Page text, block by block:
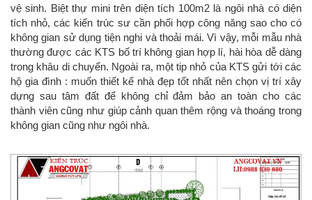
vệ sinh. Biệt thự mini trên diện tích 100m2 là ngôi nhà có diện
tích nhỏ, các kiến trúc sư cần phối hợp công năng sao cho có
không gian sử dụng tiện nghi và thoải mái. Vì vậy, mỗi mẫu nhà
thường được các KTS bố trí không gian hợp lí, hài hòa dễ dàng
trong khâu di chuyển. Ngoài ra, một tip nhỏ của KTS gửi tới các
hộ gia đình : muốn thiết kế nhà đẹp tốt nhất nên chọn vị trí xây
dựng sau tâm đất để không chỉ đảm bảo an toàn cho các
thành viên cũng như giúp cảnh quan thêm rộng và thoáng trong
không gian cũng như ngôi nhà.